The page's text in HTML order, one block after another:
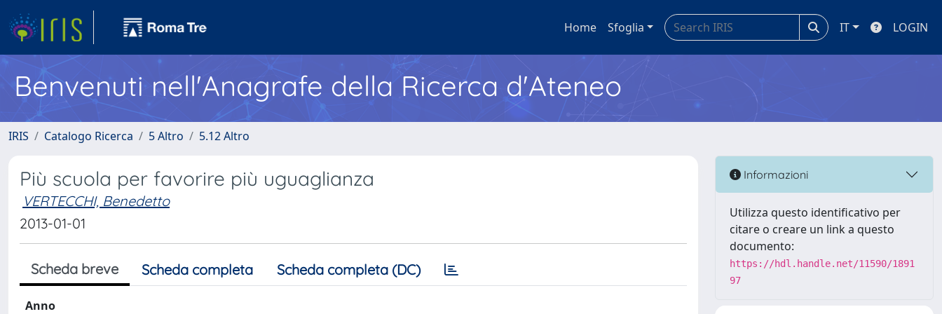
Home Sfoglia IT LOGIN
Benvenuti nell'Anagrafe della Ricerca d'Ateneo
IRIS Catalogo Ricerca 5 Altro 5.12 Altro
Più scuola per favorire più uguaglianza
VERTECCHI, Benedetto
2013-01-01
Scheda breve Scheda completa Scheda completa (DC)
Anno
Informazioni
Utilizza questo identificativo per
citare o creare un link a questo
documento:
https://hdl.handle.net/11590/1891
97